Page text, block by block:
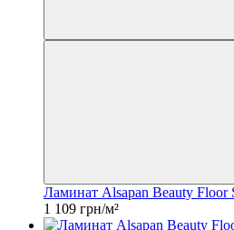
Ламинат Alsapan Beauty
1 109 грн/м²